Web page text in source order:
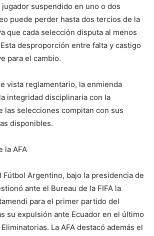
suspendido en uno o dos
puede perder hasta dos tercios de la
que cada selección disputa al menos
desproporción entre falta y castigo
para el cambio.
vista reglamentario, la enmienda
integridad disciplinaria con la
las selecciones compitan con sus
disponibles.
la AFA
Fútbol Argentino, bajo la presidencia de
ante el Bureau de la FIFA la
para el primer partido del
su expulsión ante Ecuador en el último
La AFA destacó además el